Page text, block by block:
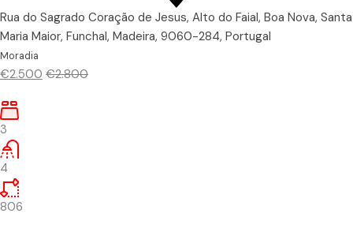
Rua do Sagrado Coração de Jesus, Alto do Faial, Boa Nova, Santa
Maria Maior, Funchal, Madeira, 9060-284, Portugal
Moradia
€2.500 €2.800
3
4
806